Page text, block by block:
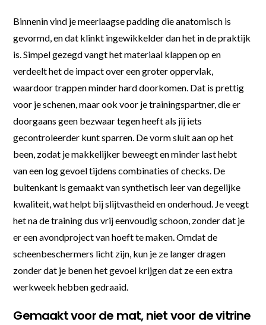
Binnenin vind je meerlaagse padding die anatomisch is
gevormd, en dat klinkt ingewikkelder dan het in de praktijk
is. Simpel gezegd vangt het materiaal klappen op en
verdeelt het de impact over een groter oppervlak,
waardoor trappen minder hard doorkomen. Dat is prettig
voor je schenen, maar ook voor je trainingspartner, die er
doorgaans geen bezwaar tegen heeft als jij iets
gecontroleerder kunt sparren. De vorm sluit aan op het
been, zodat je makkelijker beweegt en minder last hebt
van een log gevoel tijdens combinaties of checks. De
buitenkant is gemaakt van synthetisch leer van degelijke
kwaliteit, wat helpt bij slijtvastheid en onderhoud. Je veegt
het na de training dus vrij eenvoudig schoon, zonder dat je
er een avondproject van hoeft te maken. Omdat de
scheenbeschermers licht zijn, kun je ze langer dragen
zonder dat je benen het gevoel krijgen dat ze een extra
werkweek hebben gedraaid.
Gemaakt voor de mat, niet voor de vitrine